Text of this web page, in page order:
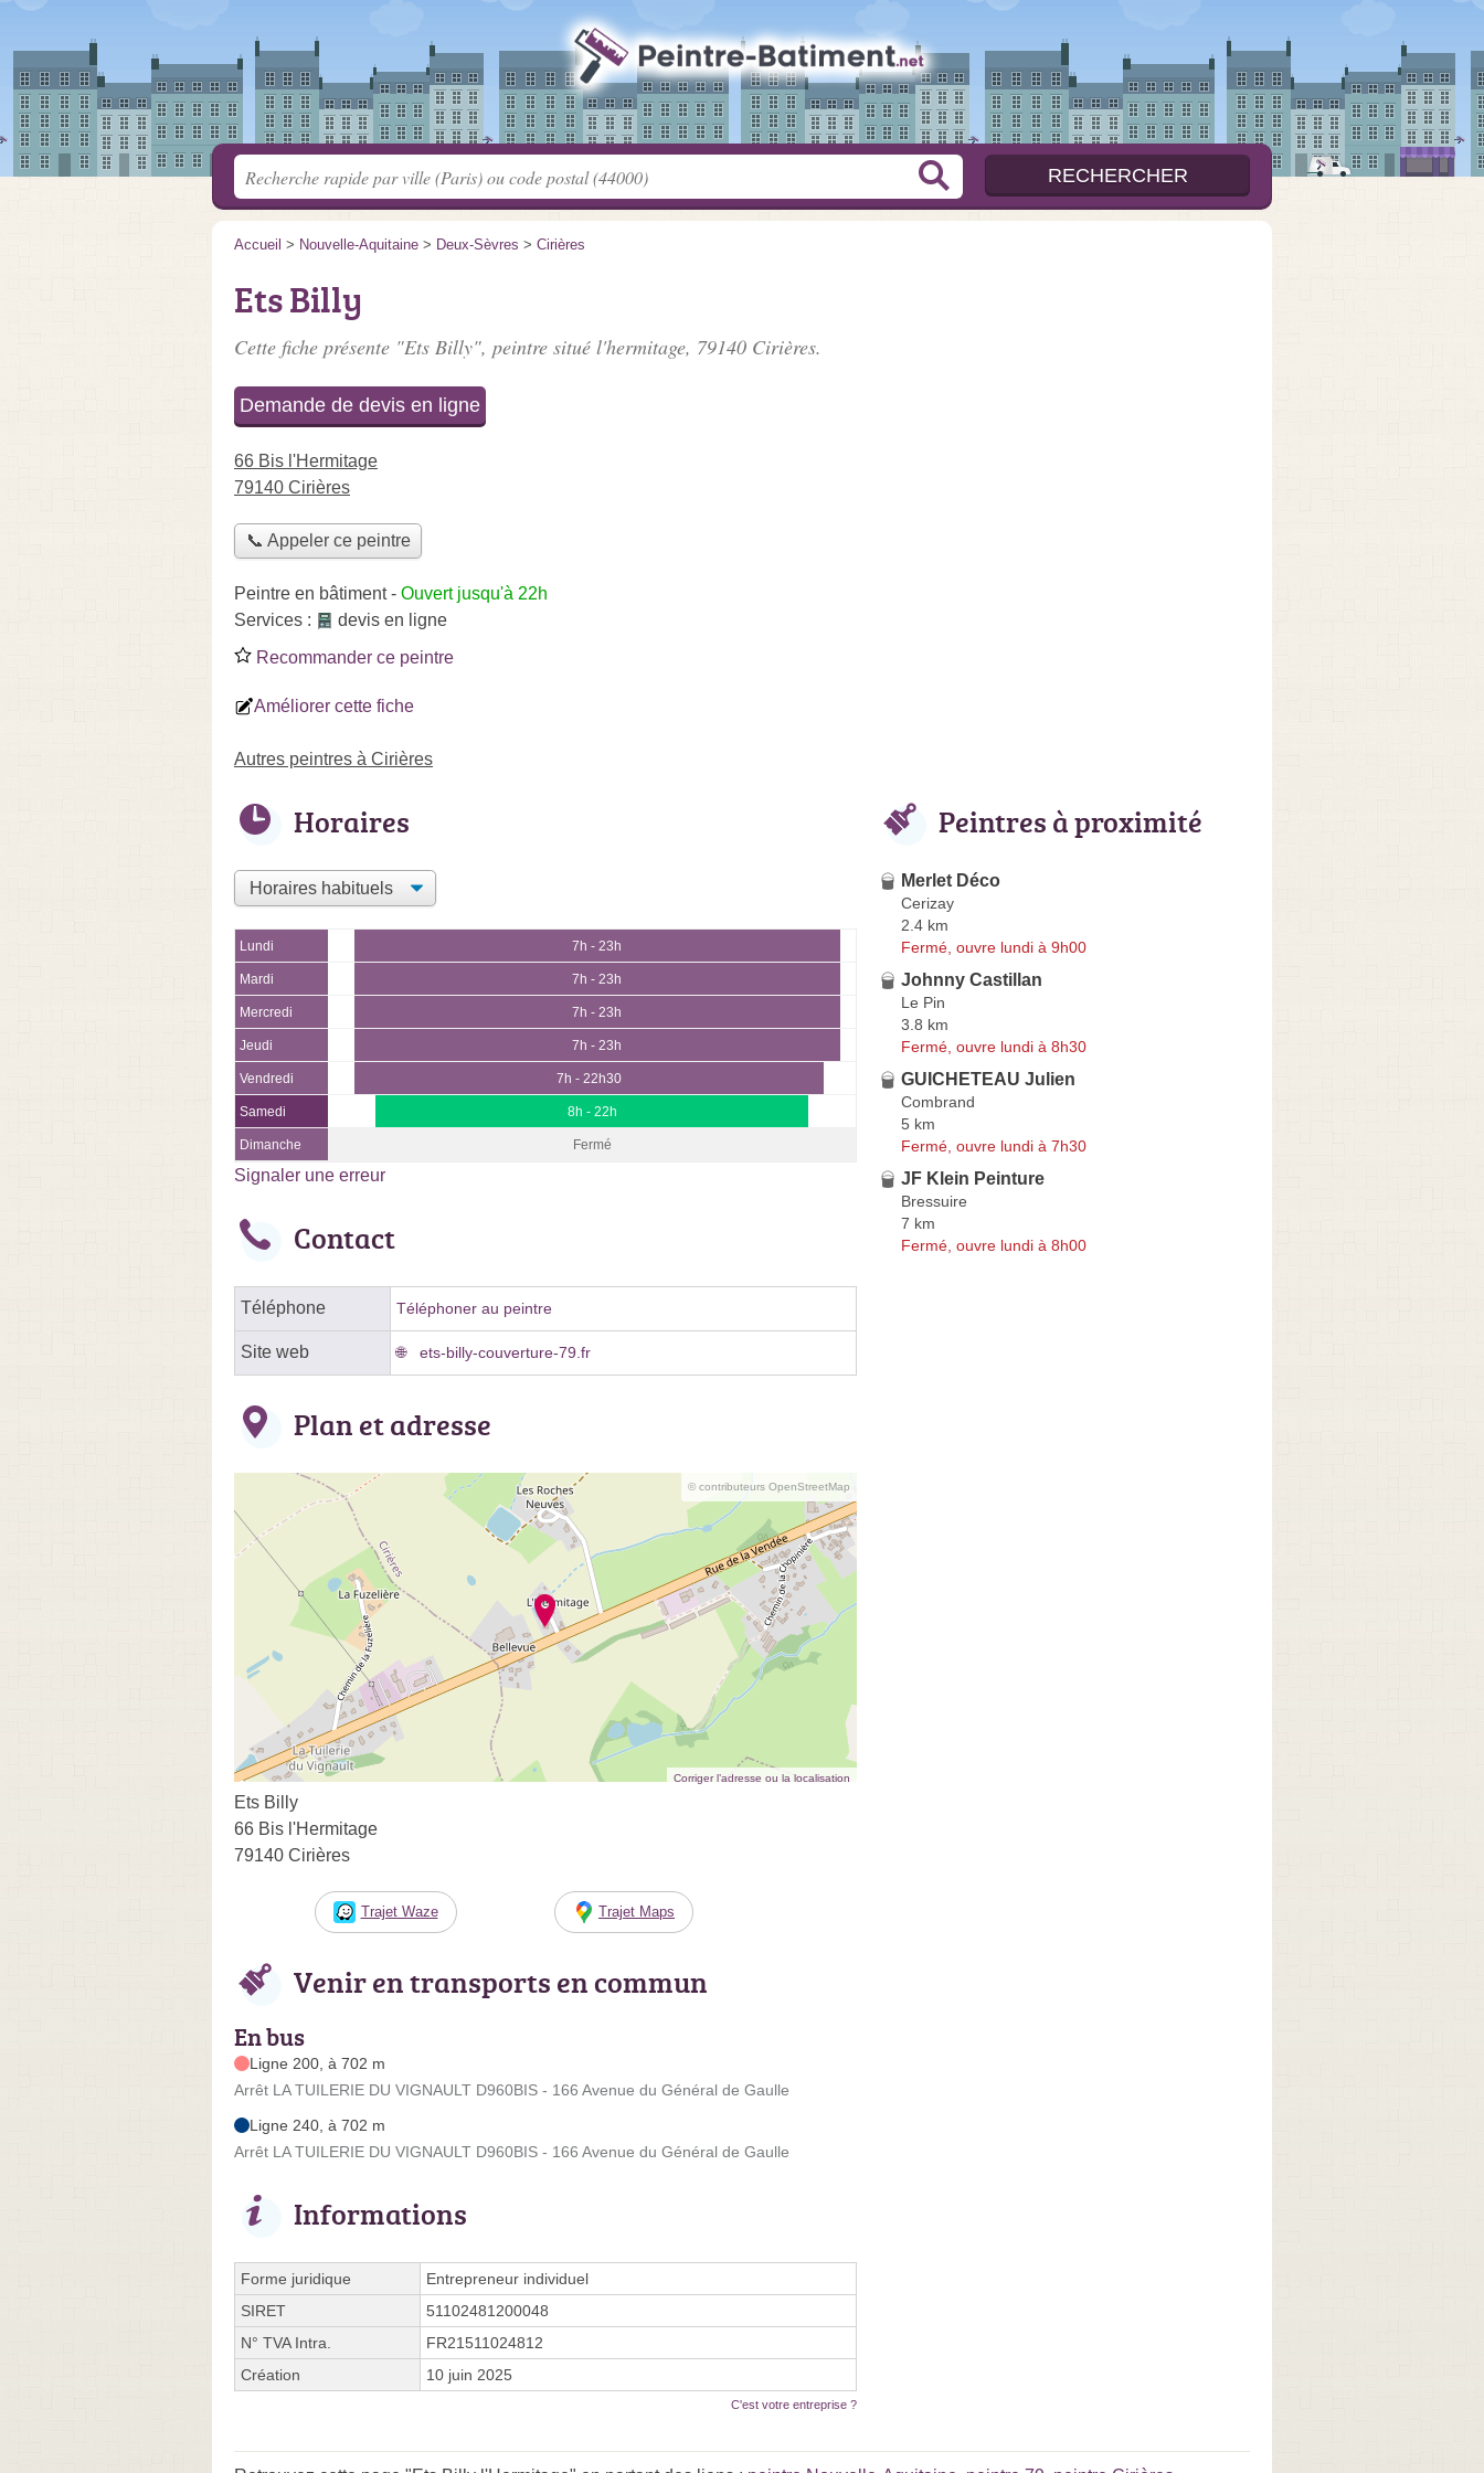
Accueil > Nouvelle-Aquitaine > Deux-Sèvres > Cirières
Ets Billy
Cette fiche présente "Ets Billy", peintre situé l'hermitage, 79140 Cirières.
Demande de devis en ligne
66 Bis l'Hermitage
79140 Cirières
📞 Appeler ce peintre
Peintre en bâtiment- Ouvert jusqu'à 22h
Services :
devis en ligne
Recommander ce peintre
Améliorer cette fiche
Autres peintres à Cirières
Horaires
Lundi 7h - 23h
Mardi 7h - 23h
Mercredi 7h - 23h
Jeudi 7h - 23h
Vendredi 7h - 22h30
Samedi 8h - 22h
Dimanche Fermé
Signaler une erreur
Contact
Téléphone Téléphoner au peintre
Site web ets-billy-couverture-79.fr
Plan et adresse
© contributeurs OpenStreetMap
Corriger l’adresse ou la localisation
Ets Billy
66 Bis l'Hermitage
79140 Cirières
Trajet Waze Trajet Maps
Venir en transports en commun
En bus
Ligne 200, à 702 m
Arrêt LA TUILERIE DU VIGNAULT D960BIS - 166 Avenue du Général de Gaulle
Ligne 240, à 702 m
Arrêt LA TUILERIE DU VIGNAULT D960BIS - 166 Avenue du Général de Gaulle
Informations
Forme juridique
Entrepreneur individuel
SIRET
51102481200048
N° TVA Intra.
FR21511024812
Création
10 juin 2025
C'est votre entreprise ?
Peintres à proximité
Merlet Déco
Cerizay
2.4 km
Fermé, ouvre lundi à 9h00
Johnny Castillan
Le Pin
3.8 km
Fermé, ouvre lundi à 8h30
GUICHETEAU Julien
Combrand
5 km
Fermé, ouvre lundi à 7h30
JF Klein Peinture
Bressuire
7 km
Fermé, ouvre lundi à 8h00